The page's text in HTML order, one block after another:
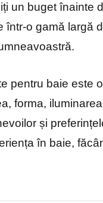
un buget înainte
într-o gamă largă
pentru baie este
forma,
și
în baie,